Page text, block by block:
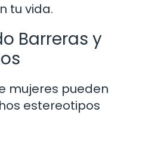
tu vida.
Barreras y
mujeres pueden
estereotipos